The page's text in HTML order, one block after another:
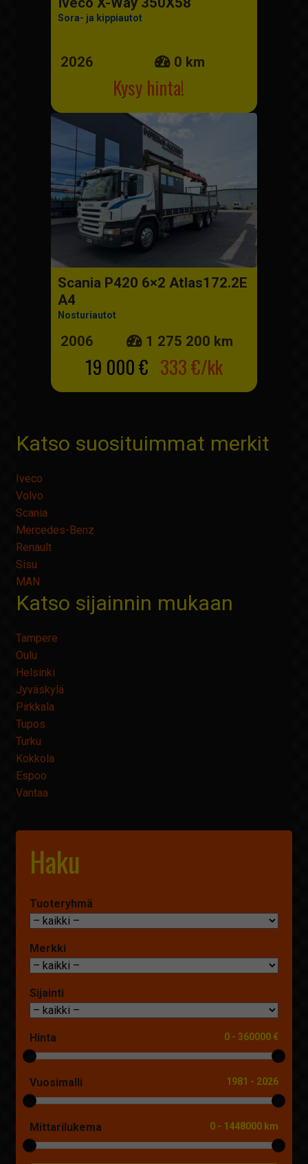
Sora- ja kippiautot
2026 0 km
Kysy hinta!
Scania P420 6×2 Atlas172.2E
A4
Nosturiautot
2006 1 275 200 km
19 000 € 333 €/kk
Katso suosituimmat merkit
Iveco
Volvo
Scania
Mercedes-Benz
Renault
Sisu
MAN
Katso sijainnin mukaan
Tampere
Oulu
Helsinki
Jyväskylä
Pirkkala
Tupos
Turku
Kokkola
Espoo
Vantaa
Haku
Tuoteryhmä
Merkki
Sijainti
0 -360000 €
Hinta
1981 - 2026
Vuosimalli
0 - 1448000 km
Mittarilukema